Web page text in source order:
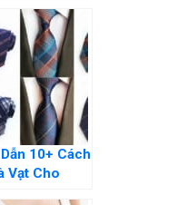
10+ Cách
Vạt Cho